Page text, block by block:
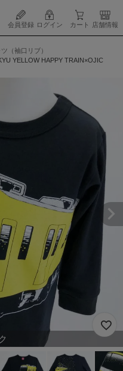
会員登録 ログイン カート 店舗情報
（袖口リブ）
YELLOW HAPPY TRAIN×OJIC